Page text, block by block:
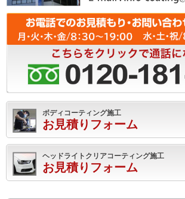
ボディコーティング施工
お見積りフォーム
ヘッドライトクリアコーティング施工
お見積りフォーム